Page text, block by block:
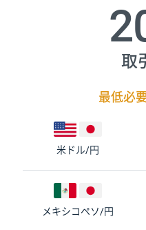
取
最低必
米ドル/円
メキシコペソ/円